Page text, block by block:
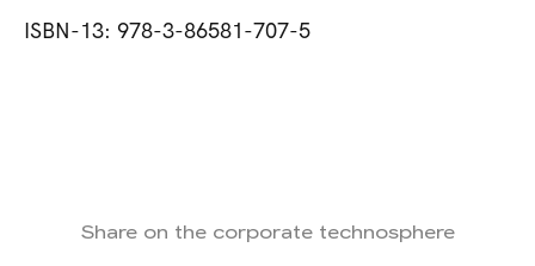
ISBN-13: 978-3-86581-707-5
Share on the corporate technosphere